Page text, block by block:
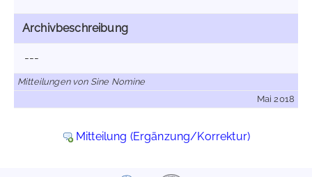
Archivbeschreibung
---
Mitteilungen von Sine Nomine
Mai 2018
Mitteilung (Ergänzung/Korrektur)